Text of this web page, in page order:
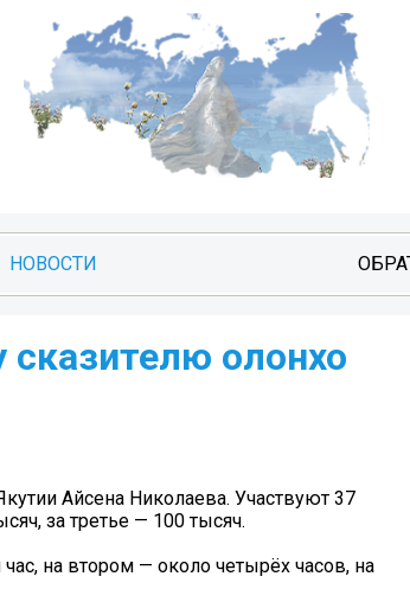
НОВОСТИ
олонхо
Айсена Николаева. Участвуют 37
за третье — 100 тысяч.
на втором — около четырёх часов, на